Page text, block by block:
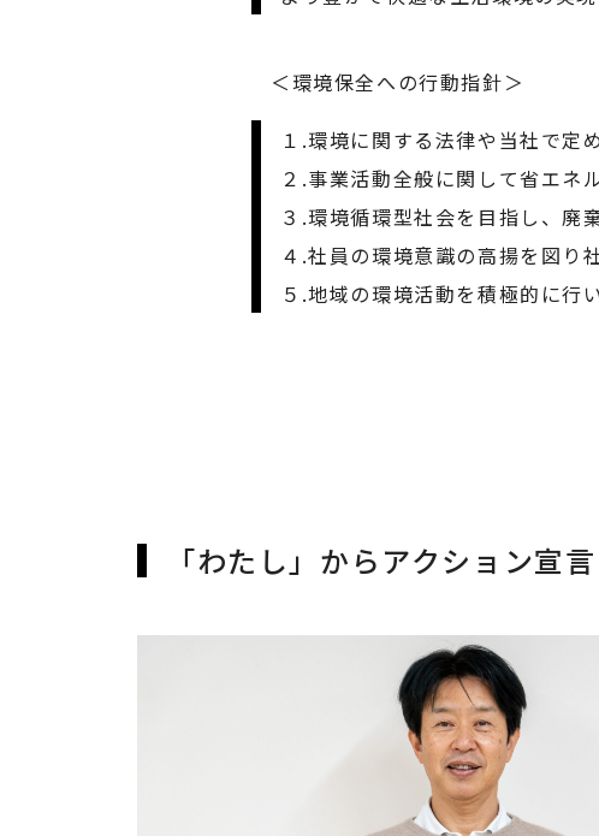
＜環境保全への行動指針＞
１.環境に関する法律や当社で定
２.事業活動全般に関して省エネ
３.環境循環型社会を目指し、廃
４.社員の環境意識の高揚を図り
５.地域の環境活動を積極的に行
「わたし」からアクション宣言